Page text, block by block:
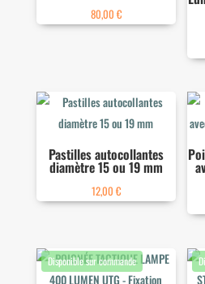
80,00 €
Pastilles autocollantes
diamètre 15 ou 19 mm
12,00 €